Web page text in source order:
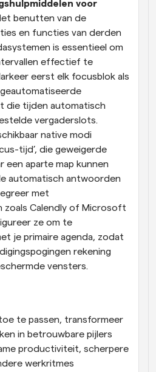
voor
benutten van de
en functies van derden
is essentieel om
effectief te
eerst elk focusblok als
geautomatiseerde
die tijden automatisch
vergaderslots.
native modi
tijd’, die geweigerde
een aparte map kunnen
automatisch antwoorden
met
zoals Calendly of Microsoft
ze om te
je primaire agenda, zodat
rekening
vensters.
te passen, transformeer
in betrouwbare pijlers
productiviteit, scherpere
werkritmes